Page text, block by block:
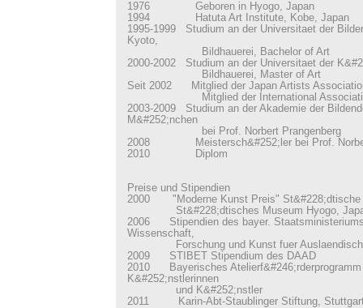
1976 Geboren in Hyogo, Japan
1994 Hatuta Art Institute, Kobe, Japan
1995-1999 Studium an der Universitaet der
Kyoto,
Bildhauerei, Bachelor of Art
2000-2002 Studium an der Universitaet der
Bildhauerei, Master of Art
Seit 2002 Mitglied der Japan Artists
Mitglied der International
2003-2009 Studium an der Akademie der
M&#252;nchen
bei Prof. Norbert Prangenberg
2008 Meistersch&#252;ler bei Prof.
2010 Diplom
Preise und Stipendien
2000 "Moderne Kunst Preis" St&#228;dtische
St&#228;dtisches Museum Hyogo,
2006 Stipendien des bayer.
Wissenschaft,
Forschung und Kunst fuer Auslaendische
2009 STIBET Stipendium des DAAD
2010 Bayerisches Atelierf&#246;rderprogramm
K&#252;nstlerinnen
und K&#252;nstler
2011 Karin-Abt-Staublinger Stiftung,